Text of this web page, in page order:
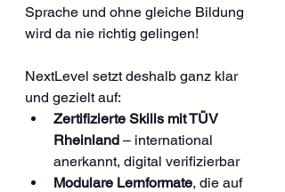
Sprache und ohne gleiche Bildung
wird da nie richtig gelingen!
NextLevel setzt deshalb ganz klar
und gezielt auf:
Zertifizierte Skills mit TÜV
Rheinland – international
anerkannt, digital verifizierbar
Modulare Lernformate, die auf